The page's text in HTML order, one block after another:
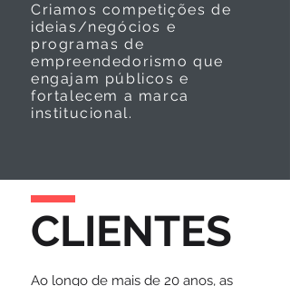
Criamos competições de
ideias/negócios e
programas de
empreendedorismo que
engajam públicos e
fortalecem a marca
institucional.
CLIENTES
Ao longo de mais de 20 anos, as